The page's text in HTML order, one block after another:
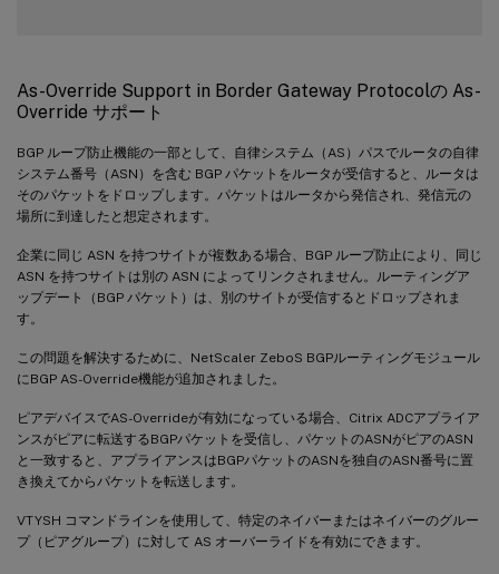
As-Override Support in Border Gateway Protocolの As-
Override サポート
BGP ループ防止機能の一部として、自律システム（AS）パスでルータの自律
システム番号（ASN）を含む BGP パケットをルータが受信すると、ルータは
そのパケットをドロップします。パケットはルータから発信され、発信元の
場所に到達したと想定されます。
企業に同じ ASN を持つサイトが複数ある場合、BGP ループ防止により、同じ
ASN を持つサイトは別の ASN によってリンクされません。ルーティングア
ップデート（BGP パケット）は、別のサイトが受信するとドロップされま
す。
この問題を解決するために、NetScaler ZeboS BGPルーティングモジュール
にBGP AS-Override機能が追加されました。
ピアデバイスでAS-Overrideが有効になっている場合、Citrix ADCアプライア
ンスがピアに転送するBGPパケットを受信し、パケットのASNがピアのASN
と一致すると、アプライアンスはBGPパケットのASNを独自のASN番号に置
き換えてからパケットを転送します。
VTYSH コマンドラインを使用して、特定のネイバーまたはネイバーのグルー
プ（ピアグループ）に対して AS オーバーライドを有効にできます。